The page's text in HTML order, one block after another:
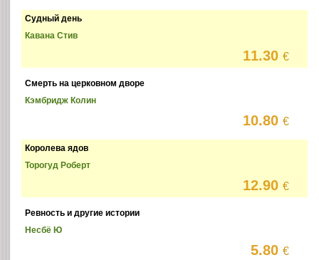
Судный день
Кавана Стив
11.30€
Смерть на церковном дворе
Кэмбридж Колин
10.80€
Королева ядов
Торогуд Роберт
12.90€
Ревность и другие истории
Несбё Ю
5.80€